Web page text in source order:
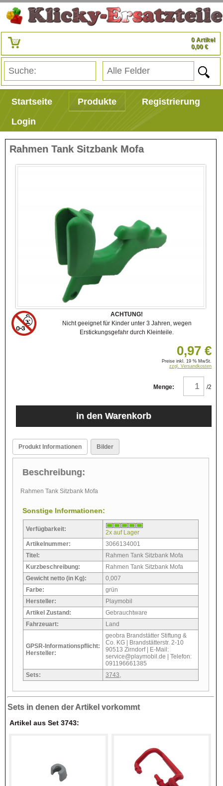
0 Artikel
0,00 €
Startseite Produkte
Registrierung
Login
Rahmen Tank Sitzbank Mofa
ACHTUNG!
Nicht geeignet für Kinder unter 3 Jahren, wegen
Erstickungsgefahr durch Kleinteile.
0,97 €
Preise inkl. 19 % MwSt.
zzgl. Versandkosten
Menge: /2
Produkt Informationen Bilder
Beschreibung:
Rahmen Tank Sitzbank Mofa
Sonstige Informationen:
Verfügbarkeit:
2x auf Lager
Artikelnummer:
3066134001
Titel:
Rahmen Tank Sitzbank Mofa
Kurzbeschreibung:
Rahmen Tank Sitzbank Mofa
Gewicht netto (in Kg):
0,007
Farbe:
grün
Hersteller:
Playmobil
Artikel Zustand:
Gebrauchtware
Fahrzeuart:
Land
GPSR-Informationspflicht:
Hersteller:
geobra Brandstätter Stiftung &
Co. KG | Brandstätterstr. 2-10
90513 Zirndorf | E-Mail:
service@playmobil.de | Telefon:
091196661385
Sets:
3743
Sets in denen der Artikel vorkommt
Artikel aus Set 3743: